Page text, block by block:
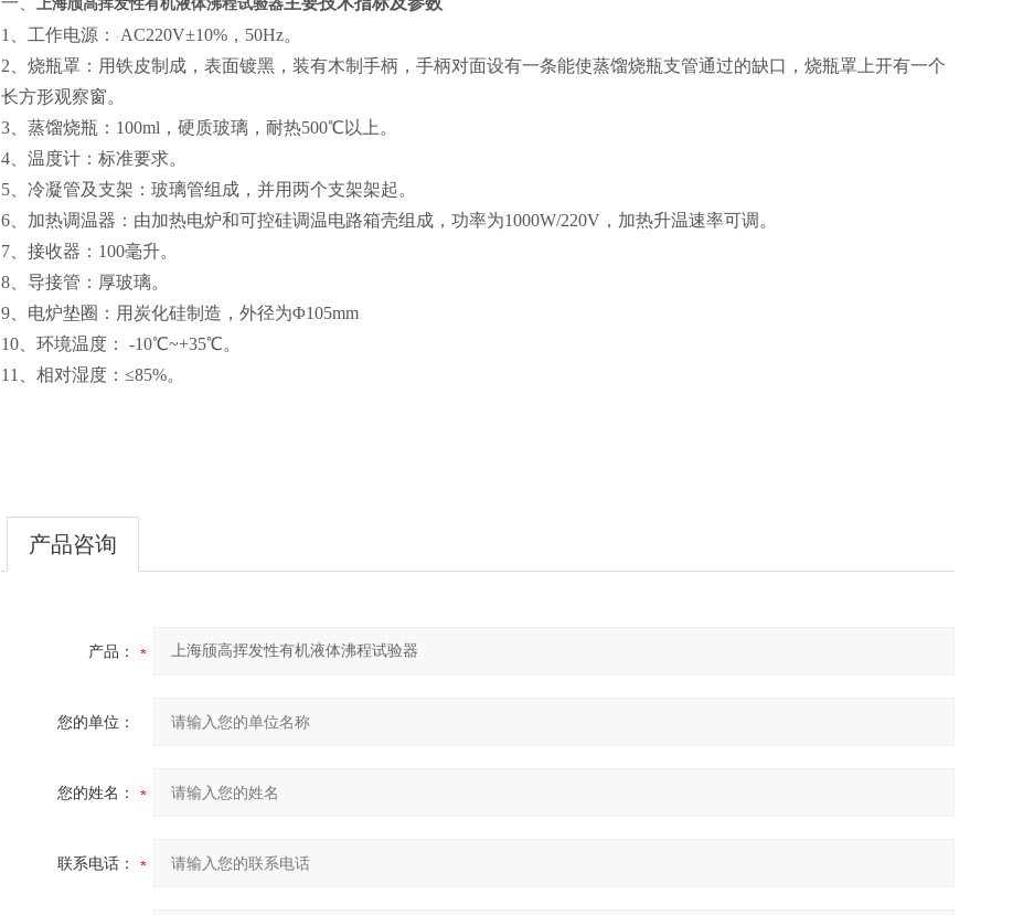
上海颀高挥发性有机液体沸程试验器
1、工作电源： AC220V±10%，50Hz。
2、烧瓶罩：用铁皮制成，表面镀黑，装有木制手柄，手柄对面设有一条能使蒸馏烧瓶支管通过的缺口，烧瓶罩上开有一个
长方形观察窗。
3、蒸馏烧瓶：100ml，硬质玻璃，耐热500℃以上。
4、温度计：标准要求。
5、冷凝管及支架：玻璃管组成，并用两个支架架起。
6、加热调温器：由加热电炉和可控硅调温电路箱壳组成，功率为1000W/220V，加热升温速率可调。
7、接收器：100毫升。
8、导接管：厚玻璃。
9、电炉垫圈：用炭化硅制造，外径为Φ105mm
10、环境温度： -10℃~+35℃。
11、相对湿度：≤85%。
产品咨询
产品：
您的单位：
您的姓名：
联系电话：